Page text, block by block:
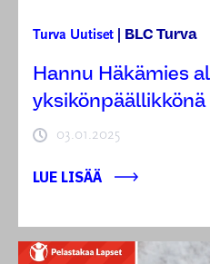
Turva Uutiset BLC Turva
Hannu Häkämies
yksikönpäällikkönä
03.01.2025
LUE LISÄÄ